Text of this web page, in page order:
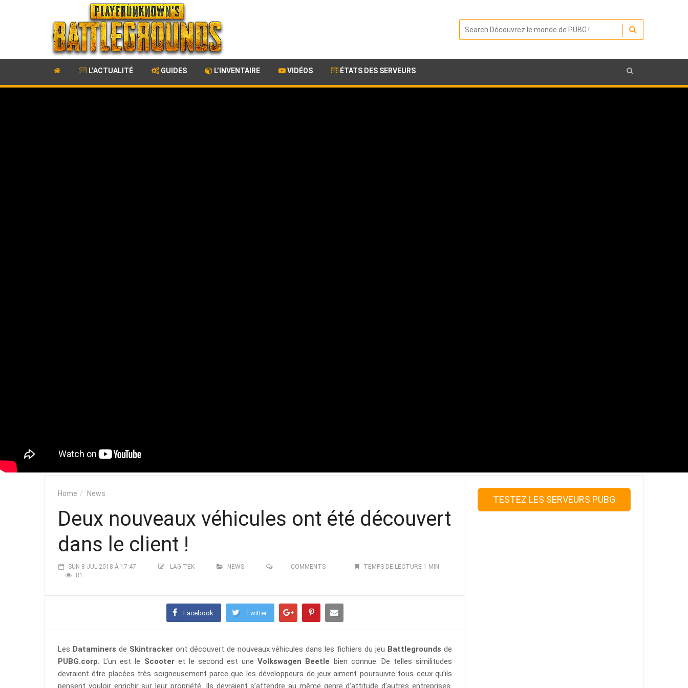
L’ACTUALITÉ GUIDES L’INVENTAIRE VIDÉOS ÉTATS DES SERVEURS
Home News
Deux nouveaux véhicules ont été découvert
dans le client !
SUN 8 JUL 2018 À 17:47 LAG TEK NEWS TEMPS DE LECTURE 1 MIN
COMMENTS
81
Facebook Twitter
Les Dataminers de Skintrackeront découvert de nouveaux véhicules dans les fichiers du jeu Battlegrounds de
PUBG.corp. L’un est le Scooteret le second est uneVolkswagen Beetle bien connue. De telles similitudes
devraient être placées très soigneusement parce que les développeurs de jeux aiment poursuivre tous ceux qu’ils
pensent vouloir enrichir sur leur propriété. Ils devraient s’attendre au même genre d’attitude d’autres entreprises.
TESTEZ LES SERVEURS PUBG